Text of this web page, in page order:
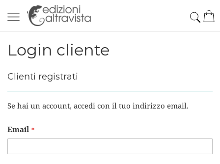
al
contenuto
Login cliente
Clienti registrati
Se hai un account, accedi con il tuo indirizzo email.
Email